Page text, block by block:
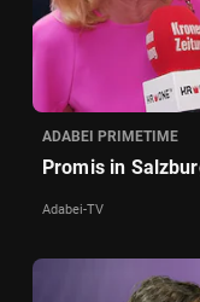
ADABEI PRIMETIME
Promis in
Adabei-TV